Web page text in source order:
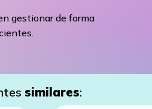
gestionar de forma
similares: